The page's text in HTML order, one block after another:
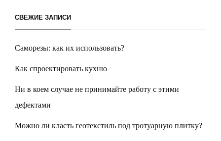
СВЕЖИЕ ЗАПИСИ
Саморезы: как их использовать?
Как спроектировать кухню
Ни в коем случае не принимайте работу с этими
дефектами
Можно ли класть геотекстиль под тротуарную плитку?